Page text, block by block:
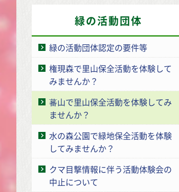
緑の活動団体
緑の活動団体認定の要件等
権現森で里山保全活動を体験して
みませんか？
蕃山で里山保全活動を体験してみ
ませんか？
水の森公園で緑地保全活動を体験
してみませんか？
クマ目撃情報に伴う活動体験会の
中止について